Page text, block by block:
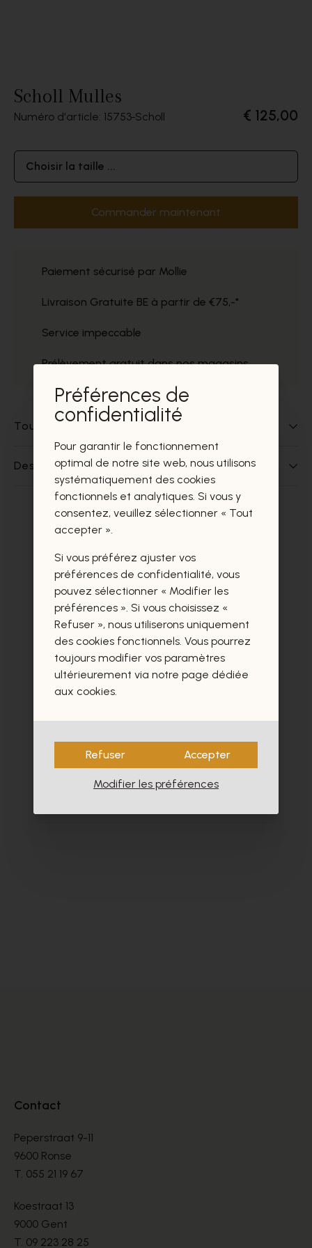
Scholl Mulles
Numéro d'article: 15753 Scholl € 125,00
Choisir la taille ...
Commander maintenant
Paiement sécurisé par Mollie
Livraison Gratuite BE à partir de €75,-*
Service impeccable
Prélèvement gratuit dans nos magasins
Tout sur ce produit
Des questions sur ce produit?
Ces produits vous intéresseront
certainement aussi.
Contact
Peperstraat 9-11
9600 Ronse
T. 055 21 19 67
Koestraat 13
9000 Gent
T. 09 223 28 25
Préférences de
confidentialité
Pour garantir le fonctionnement
optimal de notre site web, nous utilisons
systématiquement des cookies
fonctionnels et analytiques. Si vous y
consentez, veuillez sélectionner « Tout
accepter ».
Si vous préférez ajuster vos
préférences de confidentialité, vous
pouvez sélectionner « Modifier les
préférences ». Si vous choisissez «
Refuser », nous utiliserons uniquement
des cookies fonctionnels. Vous pourrez
toujours modifier vos paramètres
ultérieurement via notre page dédiée
aux cookies.
Refuser Accepter
Modifier les préférences